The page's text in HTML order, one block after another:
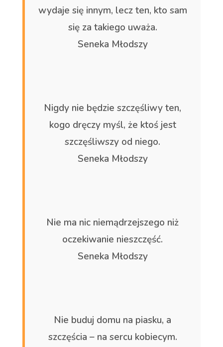
wydaje się innym, lecz ten, kto sam
się za takiego uważa.
Seneka Młodszy
Nigdy nie będzie szczęśliwy ten,
kogo dręczy myśl, że ktoś jest
szczęśliwszy od niego.
Seneka Młodszy
Nie ma nic niemądrzejszego niż
oczekiwanie nieszczęść.
Seneka Młodszy
Nie buduj domu na piasku, a
szczęścia – na sercu kobiecym.